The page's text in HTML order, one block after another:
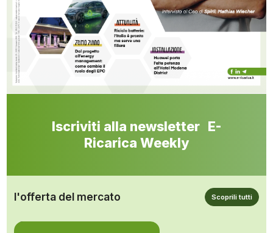
Iscriviti alla newsletter E-
Ricarica Weekly
l'offerta del mercato Scoprili tutti